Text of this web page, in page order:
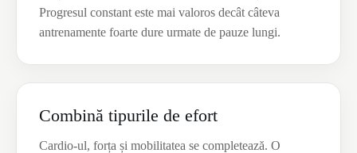
Progresul constant este mai valoros decât câteva
antrenamente foarte dure urmate de pauze lungi.
Combină tipurile de efort
Cardio-ul, forța și mobilitatea se completează. O